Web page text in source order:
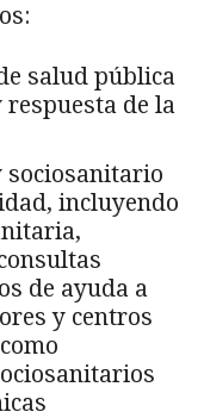
salud pública
de la
sociosanitario
incluyendo
de ayuda a
y centros